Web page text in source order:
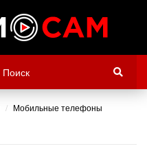
Мобильные телефоны